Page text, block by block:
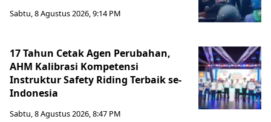
Sabtu, 8 Agustus 2026, 9:14 PM
17 Tahun Cetak Agen Perubahan,
AHM Kalibrasi Kompetensi
Instruktur Safety Riding Terbaik se-
Indonesia
Sabtu, 8 Agustus 2026, 8:47 PM